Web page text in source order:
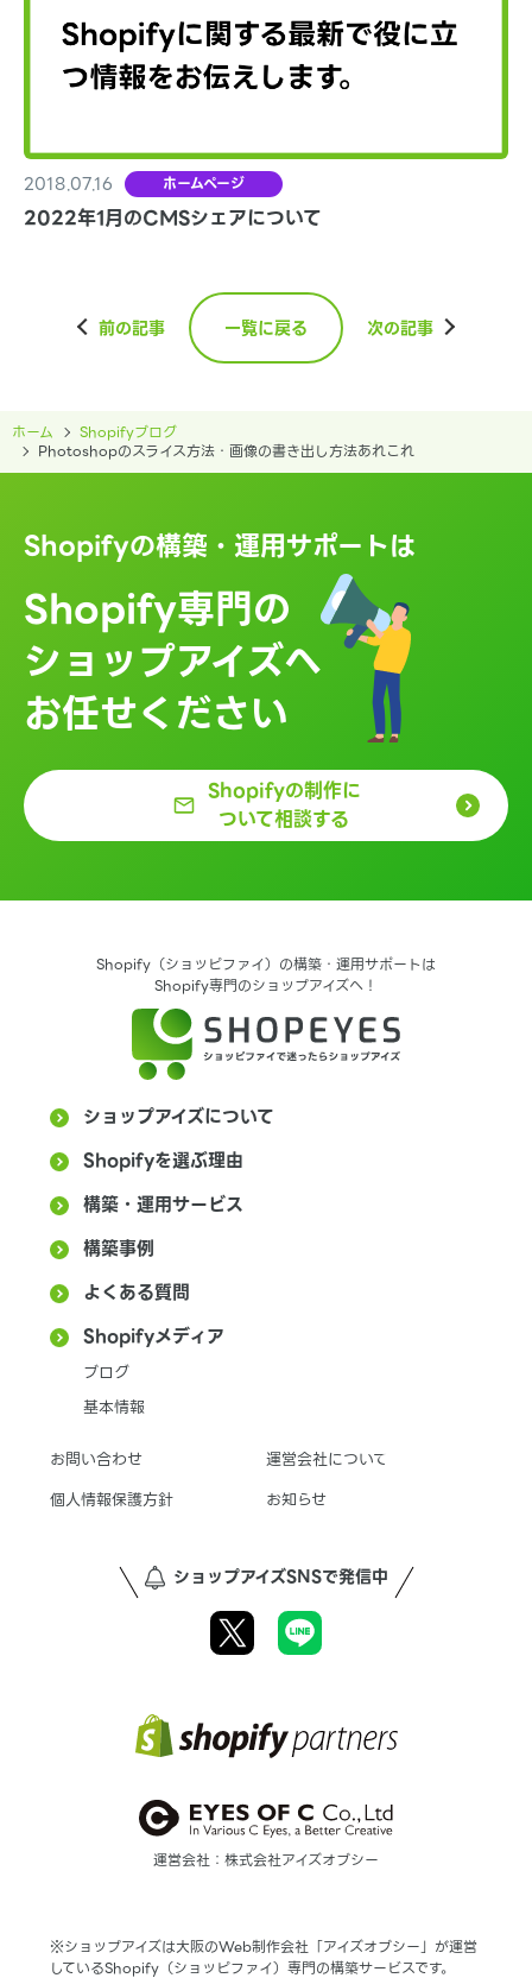
2018.07.16 ホームページ
2022年1月のCMSシェアについて
前の記事 一覧に戻る 次の記事
ホーム
Shopifyブログ
Photoshopのスライス方法・画像の書き出し方法あれこれ
Shopifyの構築・運用サポートは
Shopify専門の
ショップアイズへ
お任せください
Shopifyの制作に
ついて相談する
Shopify（ショッピファイ）の構築・運用サポートは
Shopify専門のショップアイズへ！
ショップアイズについて
Shopifyを選ぶ理由
構築・運用サービス
構築事例
よくある質問
Shopifyメディア
ブログ
基本情報
お問い合わせ
運営会社について
個人情報保護方針
お知らせ
ショップアイズSNSで発信中
運営会社：株式会社アイズオブシー
※ショップアイズは大阪のWeb制作会社「アイズオブシー」が運営
しているShopify（ショッピファイ）専門の構築サービスです。